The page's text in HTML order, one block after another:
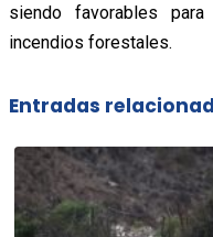
siendo favorables
incendios forestales.
Entradas